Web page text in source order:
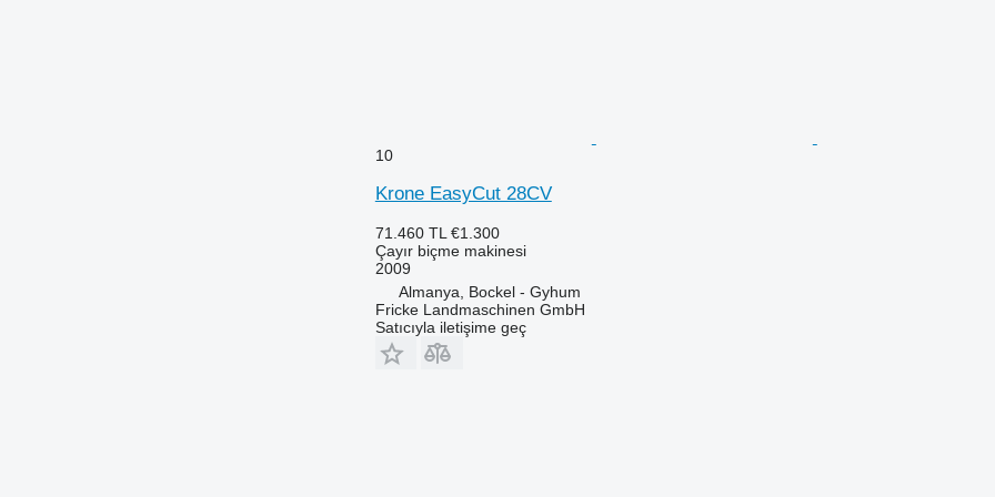
10
Krone EasyCut 28CV
71.460 TL €1.300
Çayır biçme makinesi
2009
Almanya, Bockel - Gyhum
Fricke Landmaschinen GmbH
Satıcıyla iletişime geç